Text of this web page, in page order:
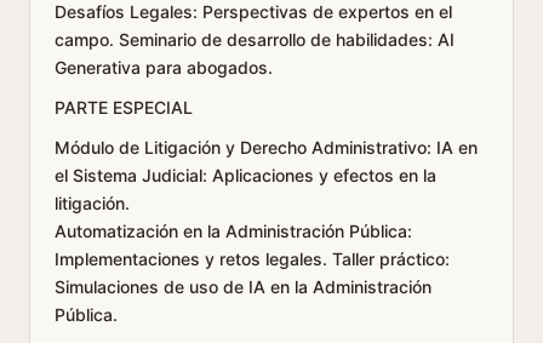
Desafíos Legales: Perspectivas de expertos en el
campo. Seminario de desarrollo de habilidades: AI
Generativa para abogados.
PARTE ESPECIAL
Módulo de Litigación y Derecho Administrativo: IA en
el Sistema Judicial: Aplicaciones y efectos en la
litigación.
Automatización en la Administración Pública:
Implementaciones y retos legales. Taller práctico:
Simulaciones de uso de IA en la Administración
Pública.